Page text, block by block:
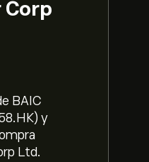
Corp
BAIC
y
Ltd.